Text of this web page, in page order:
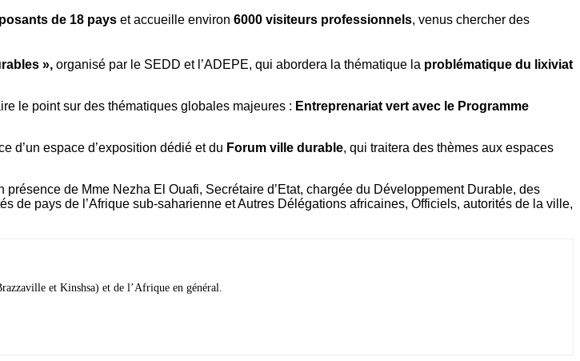
de 18 pays et accueille environ 6000 visiteurs professionnels, venus chercher des
», organisé par le SEDD et l’ADEPE, qui abordera la thématique la problématique du lixiviat
le point sur des thématiques globales majeures : Entreprenariat vert avec le Programme
d’un espace d’exposition dédié et du Forum ville durable, qui traitera des thèmes aux espaces
de Mme Nezha El Ouafi, Secrétaire d’Etat, chargée du Développement Durable, des
de pays de l’Afrique sub-saharienne et Autres Délégations africaines, Officiels, autorités de la ville,
et Kinshsa) et de l’Afrique en général.